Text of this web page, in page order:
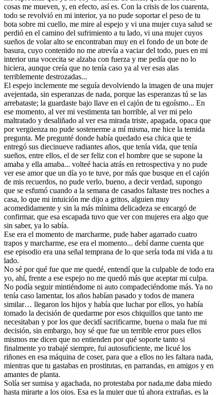
cosas me mueven, y, en efecto, así es. Con la crisis de los cuarenta,
todo se revolvió en mi interior, ya no pude soportar el peso de tu
bota sobre mi cuello, me mire al espejo y vi una mujer cuya salud se
perdió en el camino del sufrimiento a tu lado, vi una mujer cuyos
sueños de volar alto se encontraban muy en el fondo de un bote de
basura, cuyo contenido no me atrevía a vaciar del todo, pues en mi
interior una vocecita se alzaba con fuerza y me pedía que no lo
hiciera, aunque creía que no tenía caso ya al ver esas alas
terriblemente destrozadas...
El espejo inclemente me seguía devolviendo la imagen de una mujer
avejentada, sin esperanzas de nada, porque las esperanzas tú se las
arrebataste; la guardaste bajo llave en el cajón de tu egoísmo... En
ese momento, al ver mi vestimenta tan horrible, al ver mi pelo
maltratado y desaliñado al ver esa mirada triste, apagada, opaca que
por vergüenza no pude sostenerme a mí misma, me hice la temida
pregunta. Me pregunté donde había quedado esa chica que te
entregó sus diecinueve radiantes años, que tenía vida, que tenía
sueños, entre ellos, el de ser feliz con el hombre que se supone la
amaba y ella amaba... volteé hacia atrás en retrospectiva y no pude
ver ese amor que un día yo te tuve, por más que busque en el cajón
de mis recuerdos, no pude verlo, bueno, a decir verdad, supongo
que se esfumó cuando a la semana de casados faltaste tres noches a
casa, lo que mi intuición me dijo a gritos, alguien muy
acomedidamente y sin la más mínima delicadeza se encargó de
confirmar, que esa escapada tuvo que ver con mujeres era algo que
sin saber, ya lo sabía.
Ese era el momento de marcharme, pude haber agarrado cuatro
trapos y marcharme, ese era el momento... debí darme cuenta que
ese episodio era una señal temprana de lo que sería toda mi vida a tu
lado.
No sé por qué fue que me quedé, entendí que la culpable de todo era
yo, ahí, frente a ese espejo no me quedó más que aceptar mi culpa.
No podía seguir mintiéndome ni auto compadeciéndome más. Ya no
tenía caso lamentar, los años habían pasado y todos de manera
similar… llegaron los hijos y había que luchar por ellos, yo había
tomado la decisión de quedarme por esos chiquillos que tanto me
necesitaban y por los que decidí sacrificarme, buena o mala fue mi
decisión, sin embargo, hoy sé que fue un terrible error pues ellos
mismos me dicen que no entienden por qué soporte tanto si
finalmente yo trabajé siempre, fui autosuficiente, me licué los
riñones en esa máquina de coser, para que a ellos no les faltara nada,
mientras que tu gastabas en prostitutas, en parrandas, en amigos y en
amantes de planta.
Solía ser sumisa y agachada, no protestaba por nada,me daba miedo
hasta mirarte a los ojos. Esa es la mujer que tú ahora extrañas, es la